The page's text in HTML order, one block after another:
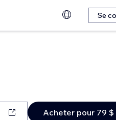
Se
Acheter pour 79 $